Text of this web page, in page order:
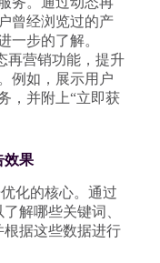
曾经浏览过的产
一步的了解。
再营销功能，提升
例如，展示用户
，并附上“立即获
效果
化的核心。通过
解哪些关键词、
根据这些数据进行